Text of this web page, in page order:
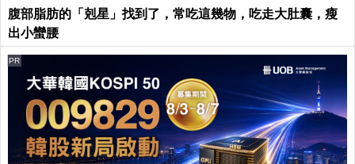
腹部脂肪的「剋星」找到了，常吃這幾物，吃走大肚囊，瘦
出小蠻腰
PR